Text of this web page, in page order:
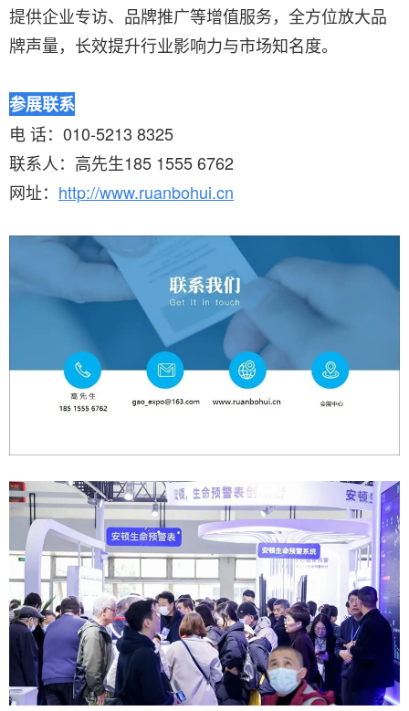
提供企业专访、品牌推广等增值服务，全方位放大品
牌声量，长效提升行业影响力与市场知名度。
参展联系
电 话：010-5213 8325
联系人：高先生185 1555 6762
网址： http://www.ruanbohui.cn